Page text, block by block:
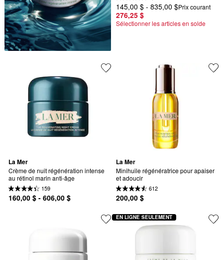
145,00 $ - 835,00 $Prix courant
276,25 $
Sélectionner les articles en solde
La Mer
Crème de nuit régénération intense
au rétinol marin anti-âge
159
160,00 $ - 606,00 $
La Mer
Minihuile régénératrice pour apaiser
et adoucir
612
200,00 $
EN LIGNE SEULEMENT